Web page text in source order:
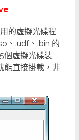
的虛擬光碟程
、.udf、.bin 的
個虛擬光碟裝
能直接掛載，非